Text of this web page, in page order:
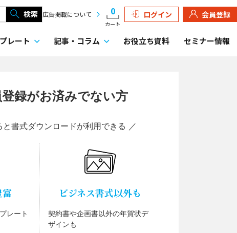
検索 広告掲載について 0
カート
ログイン 会員登録
レート 記事・ コラム お役立ち資料 セミナー情報
録がお済みでない方
と書式ダウンロードが利用できる ／
富
レート
ビジネス書式以外も
契約書や企画書以外の年賀状デ
ザインも